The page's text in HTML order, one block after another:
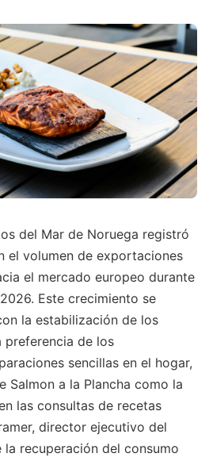
del Mar de Noruega registró
el volumen de exportaciones
el mercado europeo durante
Este crecimiento se
la estabilización de los
preferencia de los
sencillas en el hogar,
Salmon a la Plancha como la
las consultas de recetas
director ejecutivo del
la recuperación del consumo